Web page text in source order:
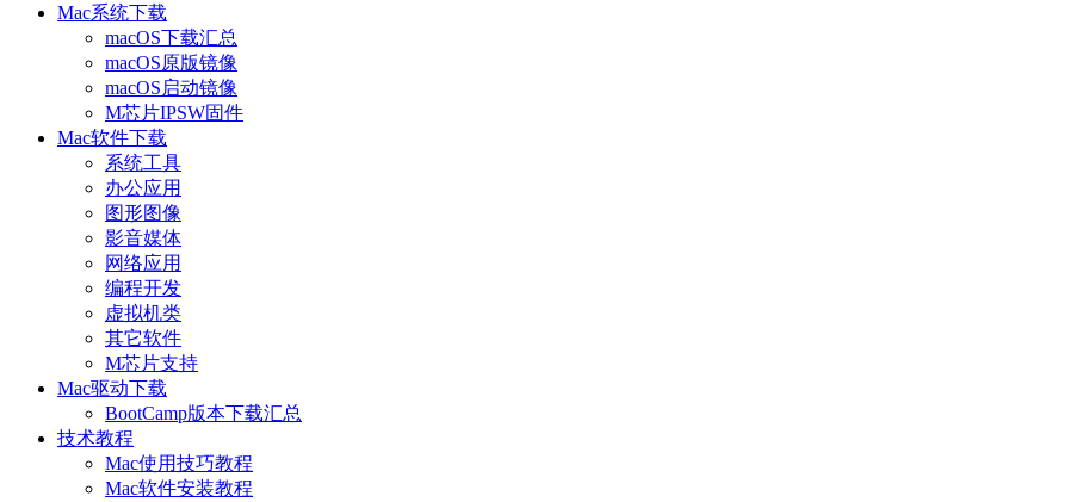
Mac系统下载
macOS下载汇总
macOS原版镜像
macOS启动镜像
M芯片IPSW固件
Mac软件下载
系统工具
办公应用
图形图像
影音媒体
网络应用
编程开发
虚拟机类
其它软件
M芯片支持
Mac驱动下载
BootCamp版本下载汇总
技术教程
Mac使用技巧教程
Mac软件安装教程